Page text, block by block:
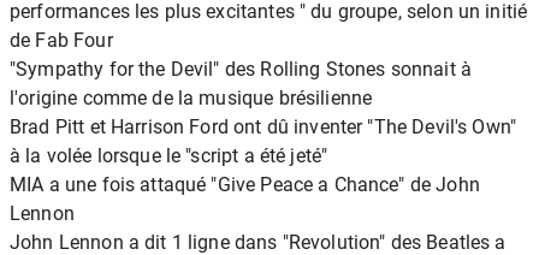
performances les plus excitantes " du groupe, selon un initié
de Fab Four
"Sympathy for the Devil" des Rolling Stones sonnait à
l'origine comme de la musique brésilienne
Brad Pitt et Harrison Ford ont dû inventer "The Devil's Own"
à la volée lorsque le "script a été jeté"
MIA a une fois attaqué "Give Peace a Chance" de John
Lennon
John Lennon a dit 1 ligne dans "Revolution" des Beatles a